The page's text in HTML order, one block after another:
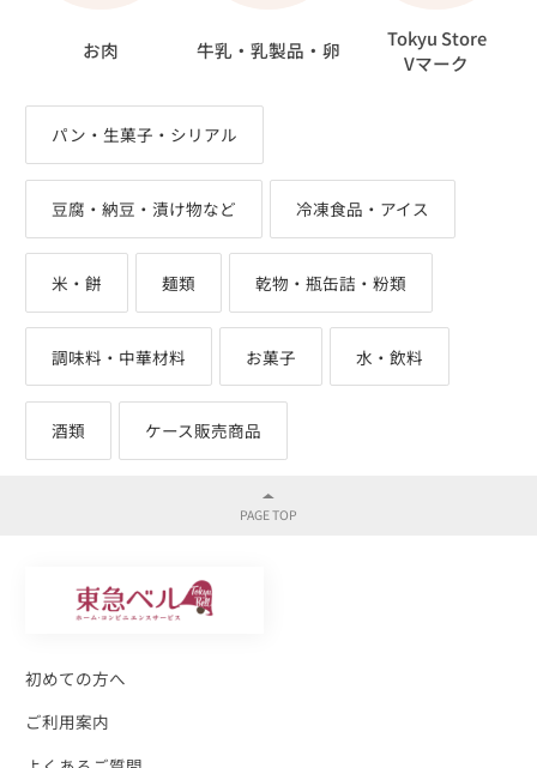
お肉 牛乳・乳製品・卵
Tokyu Store
Vマーク
パン・生菓子・シリアル
豆腐・納豆・漬け物など 冷凍食品・アイス
米・餅 麺類 乾物・瓶缶詰・粉類
調味料・中華材料 お菓子 水・飲料
酒類 ケース販売商品
初めての方へ
ご利用案内